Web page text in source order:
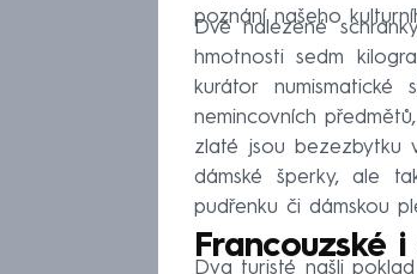
poznání našeho
Dvě nalezené
hmotnosti sedm
kurátor
nemincovních
zlaté jsou bezezbytku
dámské šperky, ale
pudřenku či dámskou
Francouzské
Dva turisté našli